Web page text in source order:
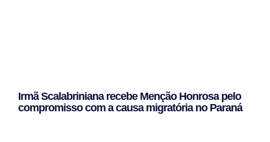
Irmã Scalabriniana recebe Menção Honrosa pelo
compromisso com a causa migratória no Paraná